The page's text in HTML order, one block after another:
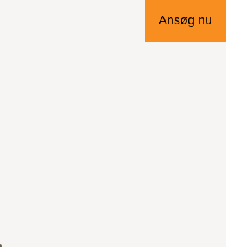
Ansøg nu